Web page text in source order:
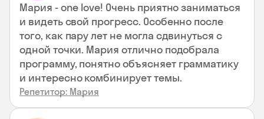
Мария - one love! Очень приятно заниматься
и видеть свой прогресс. Особенно после
того, как пару лет не могла сдвинуться с
одной точки. Мария отлично подобрала
программу, понятно объясняет грамматику
и интересно комбинирует темы.
Репетитор: Мария